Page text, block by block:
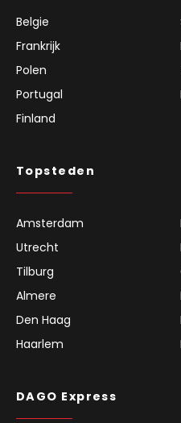
Belgie
Frankrijk
Polen
Portugal
Finland
Topsteden
Amsterdam
Utrecht
Tilburg
Almere
Den Haag
Haarlem
DAGO Express